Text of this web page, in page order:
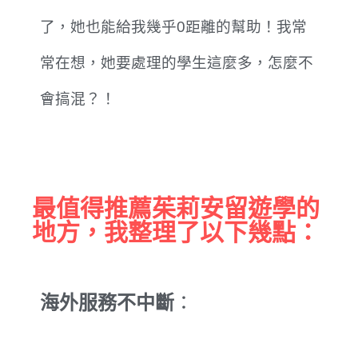
了，她也能給我幾乎0距離的幫助！我常
常在想，她要處理的學生這麼多，怎麼不
會搞混？！
最值得推薦茱莉安留遊學的
地方，我整理了以下幾點：
海外服務不中斷 ：